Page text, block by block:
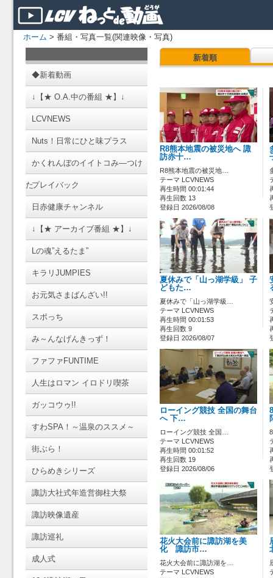
ホーム > 番組・写真一覧(関連映像・写真)
◆新着動画
↓【★ O.A.中の番組 ★】↓
LCVNEWS
Nuts！日常にひと味プラス
かくれんぼのイイトコみ―つけ
たプレイバック
日赤健康チャンネル
↓【★ アーカイブ番組 ★】↓
Lの魂”えるたま”
キラリJUMPIES
お元気さまばんざい!!
スポっち
み～んなげんきっず！
ファファFUNTIME
人生はロマン イロドリ喫茶
ガッコウゥ!!
すわSPA！～温泉のススメ～
街ぶら！
ひらめきシリーズ
諏訪大社式年造営御柱大祭
諏訪映像遺産
諏訪巡礼
成人式
新着順
R8熊本地震の被災地へ 諏
訪赤十…
R8熊本地震の被災地…
テーマ LCVNEWS
再生時間 00:01:44
再生回数 13
登録日 2026/08/08
夏休みで「山っ湖学級」 子
どもた…
夏休みで「山っ湖学級…
テーマ LCVNEWS
再生時間 00:01:53
再生回数 9
登録日 2026/08/07
ローイング競技 全国の舞台
へ 下…
ローイング競技 全国…
テーマ LCVNEWS
再生時間 00:01:52
再生回数 19
登録日 2026/08/06
花火大会前に諏訪湖を美
化 諏訪市…
花火大会前に諏訪湖を…
テーマ LCVNEWS